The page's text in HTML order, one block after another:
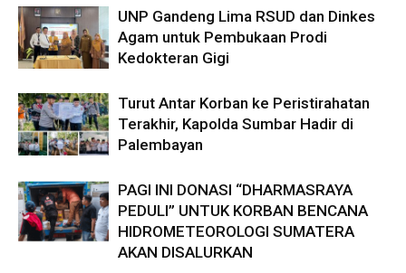
UNP Gandeng Lima RSUD dan Dinkes
Agam untuk Pembukaan Prodi
Kedokteran Gigi
Turut Antar Korban ke Peristirahatan
Terakhir, Kapolda Sumbar Hadir di
Palembayan
PAGI INI DONASI “DHARMASRAYA
PEDULI” UNTUK KORBAN BENCANA
HIDROMETEOROLOGI SUMATERA
AKAN DISALURKAN